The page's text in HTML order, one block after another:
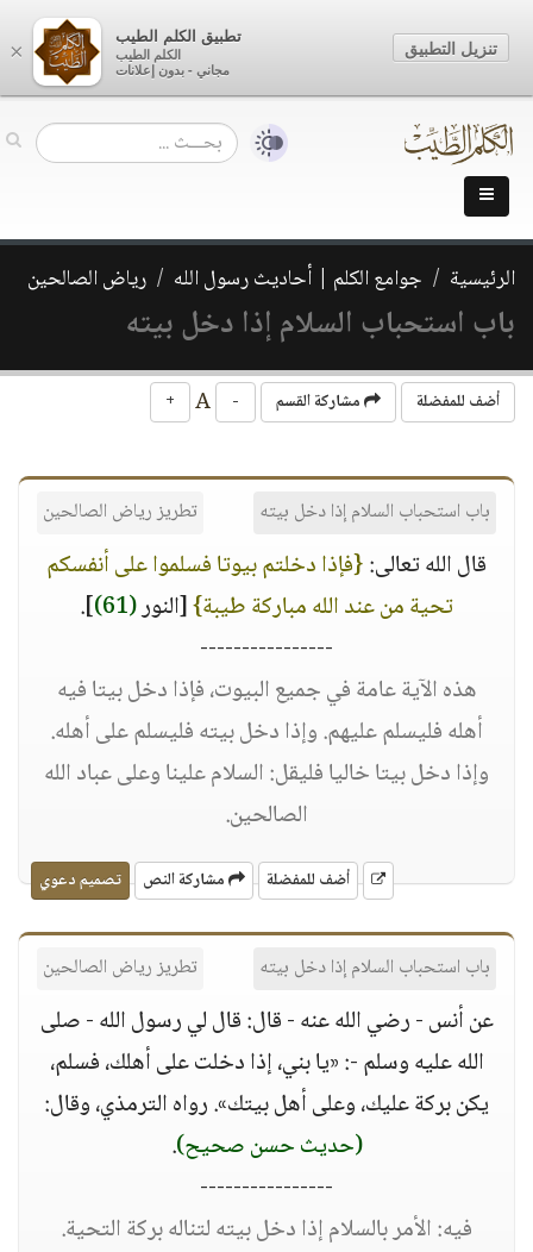
الرئيسية جوامع الكلم | أحاديث رسول الله رياض الصالحين
باب استحباب السلام إذا دخل بيته
أضف للمفضلة مشاركة القسم -
+
باب استحباب السلام إذا دخل بيته تطريز رياض الصالحين
قال الله تعالى:{فإذا دخلتم بيوتا فسلموا على أنفسكم
تحية من عند الله مباركة طيبة}[النور(61)
].
----------------
هذه الآية عامة في جميع البيوت، فإذا دخل بيتا فيه
أهله فليسلم عليهم. وإذا دخل بيته فليسلم على أهله.
وإذا دخل بيتا خاليا فليقل: السلام علينا وعلى عباد الله
الصالحين.
أضف للمفضلة مشاركة النص تصميم دعوي
باب استحباب السلام إذا دخل بيته تطريز رياض الصالحين
عن أنس - رضي الله عنه - قال: قال لي رسول الله - صلى
الله عليه وسلم -: «يا بني، إذا دخلت على أهلك، فسلم،
يكن بركة عليك، وعلى أهل بيتك». رواه الترمذي، وقال:
(حديث حسن صحيح).
----------------
فيه: الأمر بالسلام إذا دخل بيته لتناله بركة التحية.
×
تطبيق الكلم الطيب
الكلم الطيب
مجاني - بدون إعلانات
تنزيل التطبيق